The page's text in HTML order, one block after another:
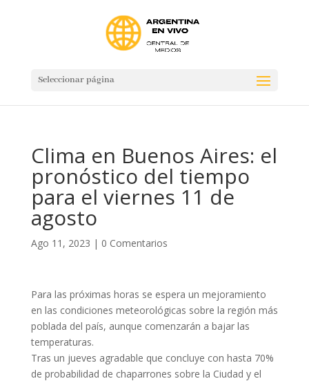
Seleccionar página
Clima en Buenos Aires: el
pronóstico del tiempo
para el viernes 11 de
agosto
Ago 11, 2023 | 0 Comentarios
Para las próximas horas se espera un mejoramiento
en las condiciones meteorológicas sobre la región más
poblada del país, aunque comenzarán a bajar las
temperaturas.
Tras un jueves agradable que concluye con hasta 70%
de probabilidad de chaparrones sobre la Ciudad y el